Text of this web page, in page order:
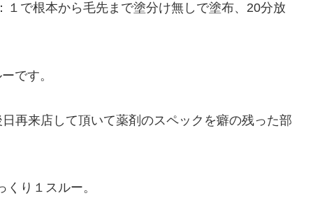
で根本から毛先まで塗分け無しで塗布、20分放
です。
再来店して頂いて薬剤のスペックを癖の残った部
り１スルー。